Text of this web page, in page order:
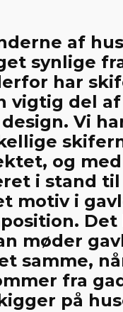
af
synlige
har
vigtig del
design. Vi
og
i stand til
motiv i
Det
møder
samme,
fra
på